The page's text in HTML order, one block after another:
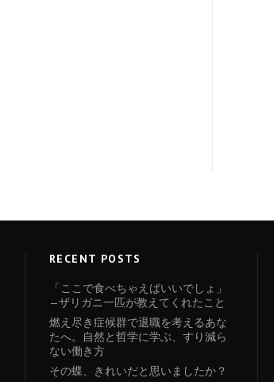
RECENT POSTS
「ここで食べちゃえばいいでしょ」
—ザリガニ一匹が教えてくれたこと
燃え尽き症候群で退職を考えるあな
たへ。自然と哲学に学ぶ、すり減ら
ない働き方
その蝶、きれいだと思いましたか？